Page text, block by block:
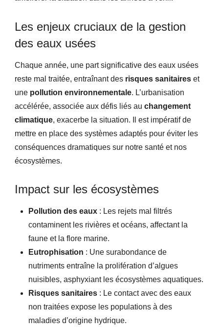
Les enjeux cruciaux de la gestion
des eaux usées
Chaque année, une part significative des eaux usées
reste mal traitée, entraînant des risques sanitaires et
une pollution environnementale. L’urbanisation
accélérée, associée aux défis liés au changement
climatique, exacerbe la situation. Il est impératif de
mettre en place des systèmes adaptés pour éviter les
conséquences dramatiques sur notre santé et nos
écosystèmes.
Impact sur les écosystèmes
Pollution des eaux : Les rejets mal filtrés
contaminent les rivières et océans, affectant la
faune et la flore marine.
Eutrophisation : Une surabondance de
nutriments entraîne la prolifération d’algues
nuisibles, asphyxiant les écosystèmes aquatiques.
Risques sanitaires : Le contact avec des eaux
non traitées expose les populations à des
maladies d’origine hydrique.